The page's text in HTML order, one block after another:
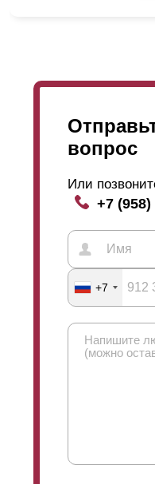
вопрос
Или
+7 (958)
+7